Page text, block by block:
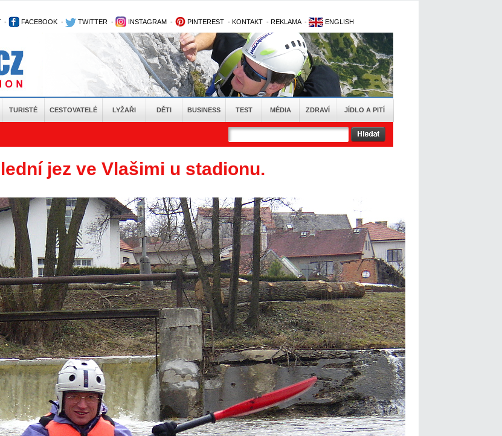
- FACEBOOK - TWITTER - INSTAGRAM - PINTEREST - KONTAKT - REKLAMA - ENGLISH
TURISTÉ CESTOVATELÉ LYŽAŘI DĚTI BUSINESS TEST MÉDIA ZDRAVÍ JÍDLO A PITÍ
jez ve Vlašimi u stadionu.